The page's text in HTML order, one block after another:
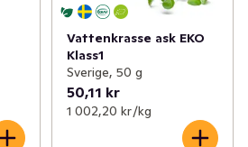
Vattenkrasse ask EKO
Klass1
Sverige, 50 g
50,11 kr
1 002,20 kr /kg